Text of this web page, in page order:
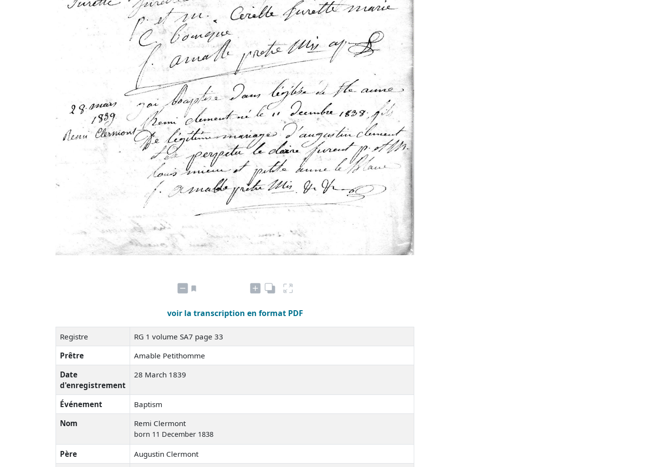
voir la transcription en format PDF
Registre
RG 1 volume SA7 page 33
Prêtre
Amable Petithomme
Date
d'enregistrement
28 March 1839
Événement
Baptism
Nom
Remi Clermont
born 11 December 1838
Père
Augustin Clermont